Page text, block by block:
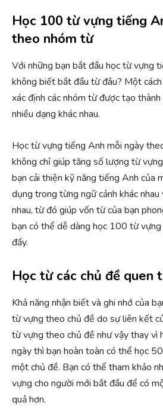
Học 100 từ vựng tiếng
theo nhóm từ
Với những bạn bắt đầu học từ vựng
không biết bắt đầu từ đâu? Một
xác định các nhóm từ được tạo
nhiều dạng khác nhau.
Học từ vựng tiếng Anh mỗi ngày
không chỉ giúp tăng số lượng từ
bạn cải thiện kỹ năng tiếng Anh của
dụng trong từng ngữ cảnh khác nhau
nhau, từ đó giúp vốn từ của bạn
bạn có thể dễ dàng học 100 từ
đấy.
Học từ các chủ đề quen
Khả năng nhận biết và ghi nhớ của
từ vựng theo chủ đề do sự liên kết
từ vựng theo chủ đề như vậy thay vì
ngày thì bạn hoàn toàn có thể học
một chủ đề. Bạn có thể tham khảo
vựng cho người mới bắt đầu để có
quả hơn.